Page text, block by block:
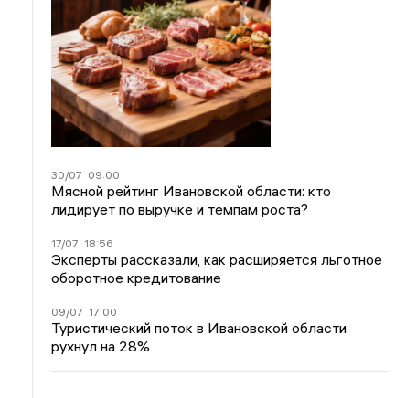
30/07 09:00
Мясной рейтинг Ивановской области: кто
лидирует по выручке и темпам роста?
17/07 18:56
Эксперты рассказали, как расширяется льготное
оборотное кредитование
09/07 17:00
Туристический поток в Ивановской области
рухнул на 28%